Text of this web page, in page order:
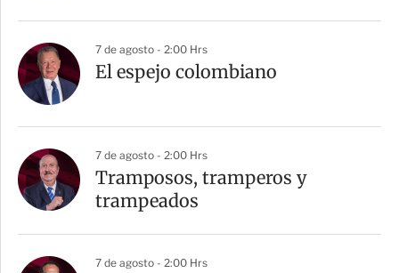
7 de agosto - 2:00 Hrs
El espejo colombiano
7 de agosto - 2:00 Hrs
Tramposos, tramperos y
trampeados
7 de agosto - 2:00 Hrs